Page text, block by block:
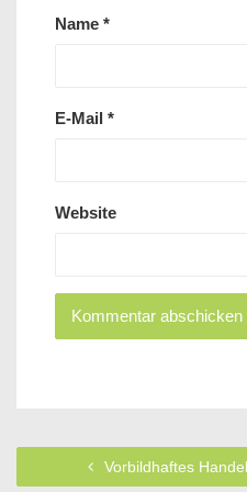
Name *
E-Mail *
Website
Vorbildhaftes